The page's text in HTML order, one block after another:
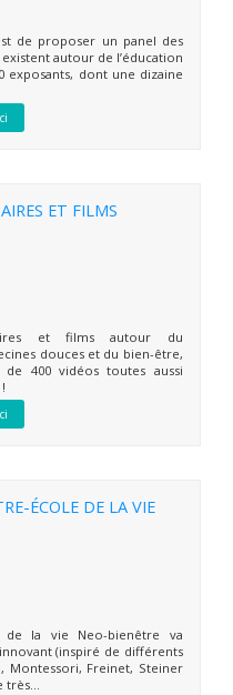
de proposer un panel des
autour de l’éducation
exposants, dont une dizaine
ET FILMS
et films autour du
douces et du bien-être,
400 vidéos toutes aussi
ÉCOLE DE LA VIE
la vie Neo-bienêtre va
(inspiré de différents
Montessori, Freinet, Steiner
très...